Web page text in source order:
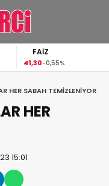
FAİZ
41,30-0,55%
HER SABAH TEMİZLENİYOR
HER
15:01